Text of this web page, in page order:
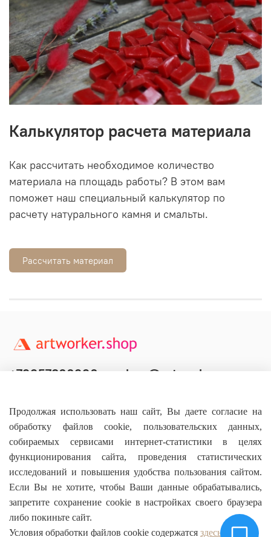
Калькулятор расчета материала
Как рассчитать необходимое количество
материала на площадь работы? В этом вам
поможет наш специальный калькулятор по
расчету натурального камня и смальты.
Рассчитать материал
Основное
О магазине
+79957800990 shop@artworker.pro
Продолжая использовать наш сайт, Вы даете согласие на
обработку файлов cookie, пользовательских данных,
собираемых сервисами интернет-статистики в целях
функционирования сайта, проведения статистических
исследований и повышения удобства пользования сайтом.
Если Вы не хотите, чтобы Ваши данные обрабатывались,
запретите сохранение cookie в настройках своего браузера
либо покиньте сайт.
Условия обработки файлов cookie содержатся здесь